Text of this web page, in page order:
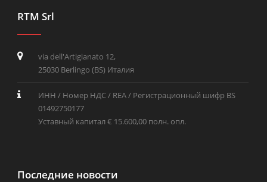
RTM Srl
via dell'Artigianato 12,
25030 Berlingo (BS) Италия
ИНН / Номер НДС / REA / Регистрационный шифр BS
01492750177
Уставный капитал € 15.600,00 полн. опл.
Последние новости